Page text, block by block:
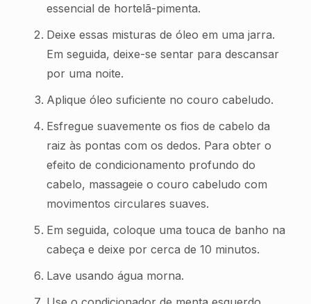
essencial de hortelã-pimenta.
Deixe essas misturas de óleo em uma jarra.
Em seguida, deixe-se sentar para descansar
por uma noite.
Aplique óleo suficiente no couro cabeludo.
Esfregue suavemente os fios de cabelo da
raiz às pontas com os dedos. Para obter o
efeito de condicionamento profundo do
cabelo, massageie o couro cabeludo com
movimentos circulares suaves.
Em seguida, coloque uma touca de banho na
cabeça e deixe por cerca de 10 minutos.
Lave usando água morna.